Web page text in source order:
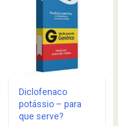
Diclofenaco
potássio – para
que serve?